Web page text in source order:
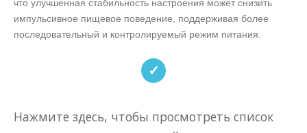
что улучшенная стабильность настроения может снизить
импульсивное пищевое поведение, поддерживая более
последовательный и контролируемый режим питания.
✓
Нажмите здесь, чтобы просмотреть список